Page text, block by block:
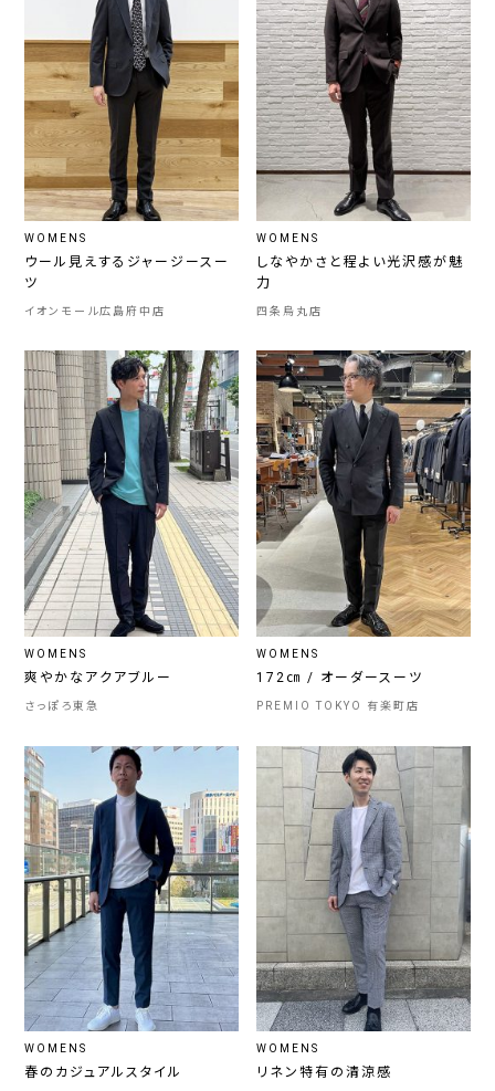
WOMENS
ウール見えするジャージースー
ツ
イオンモール広島府中店
WOMENS
しなやかさと程よい光沢感が魅
力
四条烏丸店
WOMENS
爽やかなアクアブルー
さっぽろ東急
WOMENS
172㎝ / オーダースーツ
PREMIO TOKYO 有楽町店
WOMENS
春のカジュアルスタイル
WOMENS
リネン特有の清涼感